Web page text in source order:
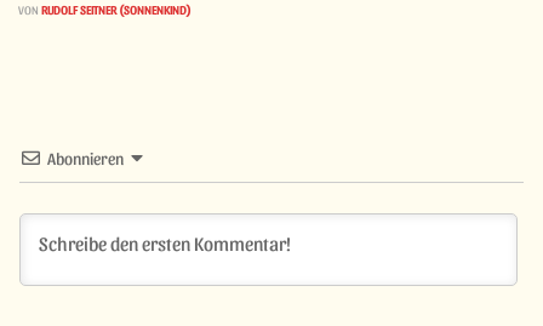
VON RUDOLF SEITNER (SONNENKIND)
Abonnieren